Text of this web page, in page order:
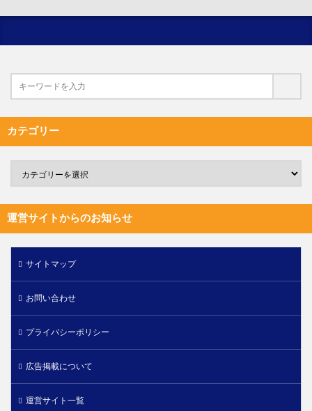
カテゴリー
運営サイトからのお知らせ
サイトマップ
お問い合わせ
プライバシーポリシー
広告掲載について
運営サイト一覧